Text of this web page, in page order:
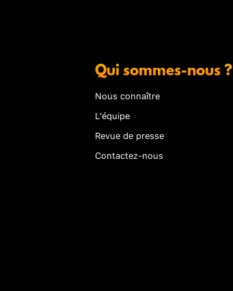
Qui sommes-nous ?
Nous connaître
L'équipe
Revue de presse
Contactez-nous